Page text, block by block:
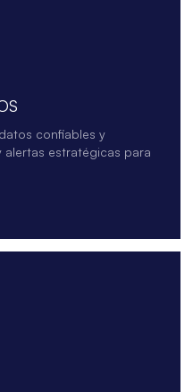
confiables y
alertas estratégicas para